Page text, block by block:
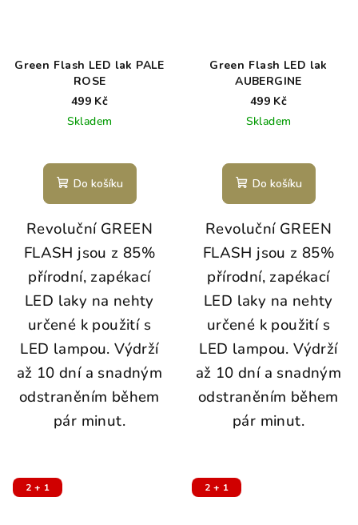
Green Flash LED lak PALE
ROSE
499 Kč
Skladem
Do košíku
Revoluční GREEN
FLASH jsou z 85%
přírodní, zapékací
LED laky na nehty
určené k použití s
LED lampou. Výdrží
až 10 dní a snadným
odstraněním během
pár minut.
Green Flash LED lak
AUBERGINE
499 Kč
Skladem
Do košíku
Revoluční GREEN
FLASH jsou z 85%
přírodní, zapékací
LED laky na nehty
určené k použití s
LED lampou. Výdrží
až 10 dní a snadným
odstraněním během
pár minut.
2 + 1 2 + 1